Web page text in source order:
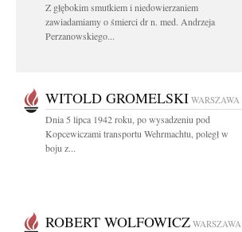
Z głębokim smutkiem i niedowierzaniem
zawiadamiamy o śmierci dr n. med. Andrzeja
Perzanowskiego...
WITOLD GROMELSKI WARSZAWA
Dnia 5 lipca 1942 roku, po wysadzeniu pod
Kopcewiczami transportu Wehrmachtu, poległ w
boju z...
ROBERT WOLFOWICZ WARSZAWA